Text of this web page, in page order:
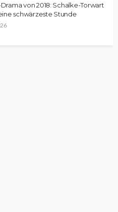
von 2018: Schalke-Torwart
schwärzeste Stunde